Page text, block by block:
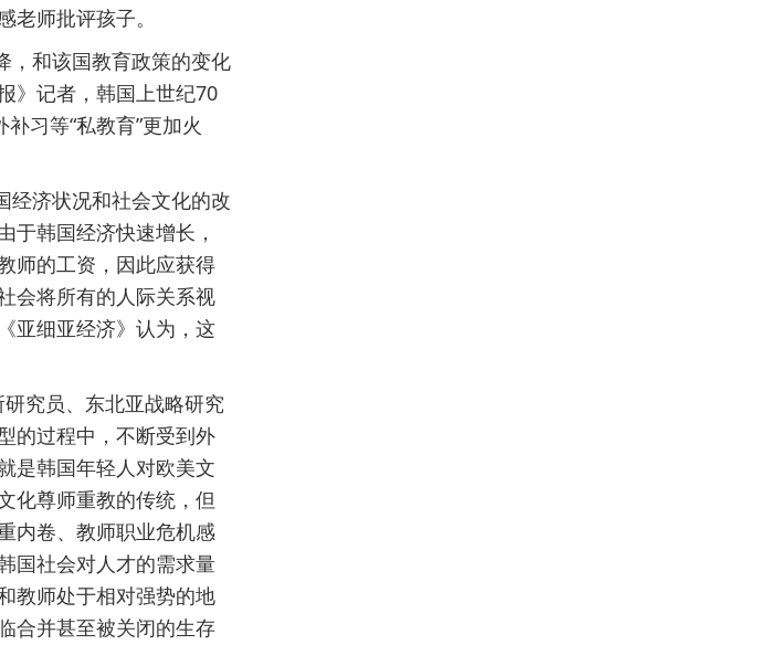
老师批评孩子。
和该国教育政策的变化
》记者，韩国上世纪70
习等“私教育”更加火
济状况和社会文化的改
于韩国经济快速增长，
师的工资，因此应获得
会将所有的人际关系视
亚细亚经济》认为，这
究员、东北亚战略研究
的过程中，不断受到外
是韩国年轻人对欧美文
化尊师重教的传统，但
内卷、教师职业危机感
国社会对人才的需求量
教师处于相对强势的地
合并甚至被关闭的生存